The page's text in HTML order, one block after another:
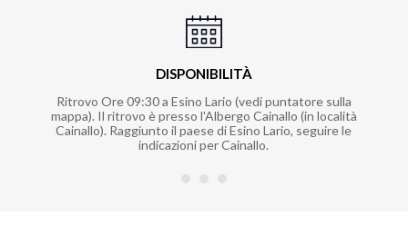
DISPONIBILITÀ
Ritrovo Ore 09:30 a Esino Lario (vedi puntatore sulla
mappa). Il ritrovo è presso l'Albergo Cainallo (in località
Cainallo). Raggiunto il paese di Esino Lario, seguire le
indicazioni per Cainallo.